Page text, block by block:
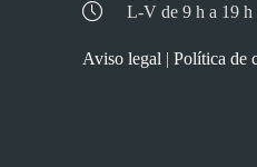
L-V de 9 h a 19 h
Aviso legal | Política de